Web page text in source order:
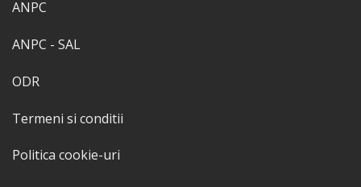
ANPC
ANPC - SAL
ODR
Termeni si conditii
Politica cookie-uri